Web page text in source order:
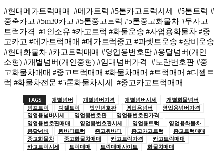
#현대메가트럭매매 #메가트럭 #5톤카고트럭시세 #5톤트럭 #
중축카고 #5m30카고 #5톤중고트럭 #5톤중고화물차 #무사고
트럭가격 #1인소유 #카고트럭 #화물운송 #사업용화물차 #중
고카고 #메가트럭매매 #메가트럭중고 #파렛트운송 #장비운송
#현대화물차 #카고트럭매매 #영업용번호판 #용달넘버(개인
소형) #개별넘버(개인중형) #임대넘버가격 #노란번호판 #중
고화물차매매 #중고트럭매매 #화물차매매 #트럭매매 #디젤트
럭 #화물차전문 #5톤화물차시세 #중고카고트럭매매
TAGS 개별넘버 개별넘버가격 개별넘버시세
개별화물넘버
덤프트럭
디젤트럭 법인번호판 영업용넘버
영업용넘버가격
영업용넘버시세
영업용번호판
영업용번호판가격
영업용번호판매매
영업용번호판시세 영업용트럭
영업용화물차
용달넘버
윙바디트럭 중고윙바디 중고카고트럭
중고트럭매매
중고화물차
중고화물차매매 카고트럭가격
카고트럭매매
카고트럭시세
트럭매매 트럭매매사이트 화물차매매